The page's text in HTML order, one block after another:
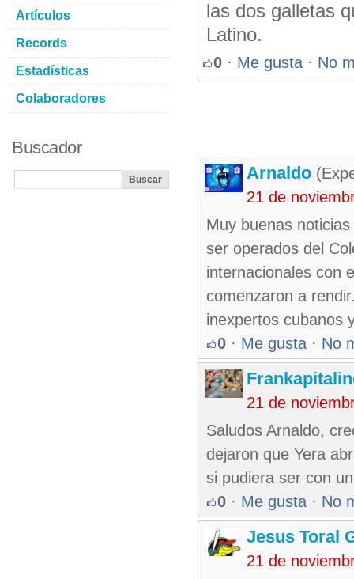
las dos galletas
Latino.
0 · Me gusta · No
Arnaldo
21 de
Muy buenas
ser operados del
internacionales con
comenzaron a
inexpertos cubanos
0 · Me gusta · No
21 de
Saludos Arnaldo,
dejaron que Yera
si pudiera ser con
0 · Me gusta · No
Jesus Toral
21 de
Artículos
Records
Estadísticas
Colaboradores
Buscador